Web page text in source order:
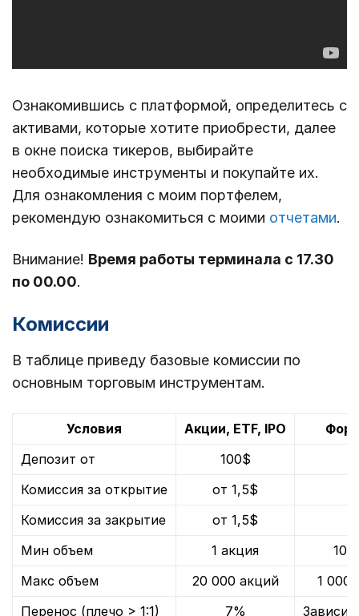
Ознакомившись с платформой, определитесь с
активами, которые хотите приобрести, далее
в окне поиска тикеров, выбирайте
необходимые инструменты и покупайте их.
Для ознакомления с моим портфелем,
рекомендую ознакомиться с моими отчетами.
Внимание! Время работы терминала с 17.30
по 00.00.
Комиссии
В таблице приведу базовые комиссии по
основным торговым инструментам.
Условия Акции, ETF, IPO
Депозит от
100$
Комиссия за открытие
от 1,5$
Комиссия за закрытие
от 1,5$
Мин объем
1 акция
Макс объем
20 000 акций
1 000
Перенос (плечо > 1:1)
7%